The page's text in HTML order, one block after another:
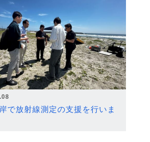
で放射線測定の支援を行いま